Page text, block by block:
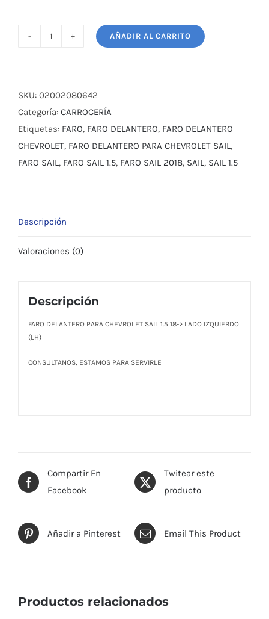
CHEVROLET
SAIL
1.5
18-
>
AÑADIR AL CARRITO
SKU: 02002080642
Categoría: CARROCERÍA
Etiquetas: FARO, FARO DELANTERO, FARO DELANTERO
CHEVROLET, FARO DELANTERO PARA CHEVROLET SAIL ,
FARO SAIL , FARO SAIL 1.5, FARO SAIL 2018, SAIL , SAIL 1.5
Descripción
Valoraciones (0)
Descripción
FARO DELANTERO PARA CHEVROLET SAIL 1.5 18-> LADO IZQUIERDO
(LH)
CONSULTANOS, ESTAMOS PARA SERVIRLE
Compartir En
Facebook
Twitear este
producto
Añadir a Pinterest Email This Product
Productos relacionados